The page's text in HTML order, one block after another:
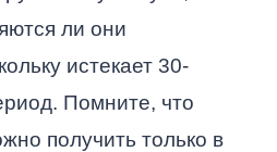
ли они
истекает 30-
Помните, что
получить только в